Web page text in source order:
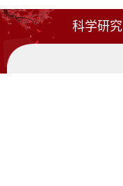
科学研究